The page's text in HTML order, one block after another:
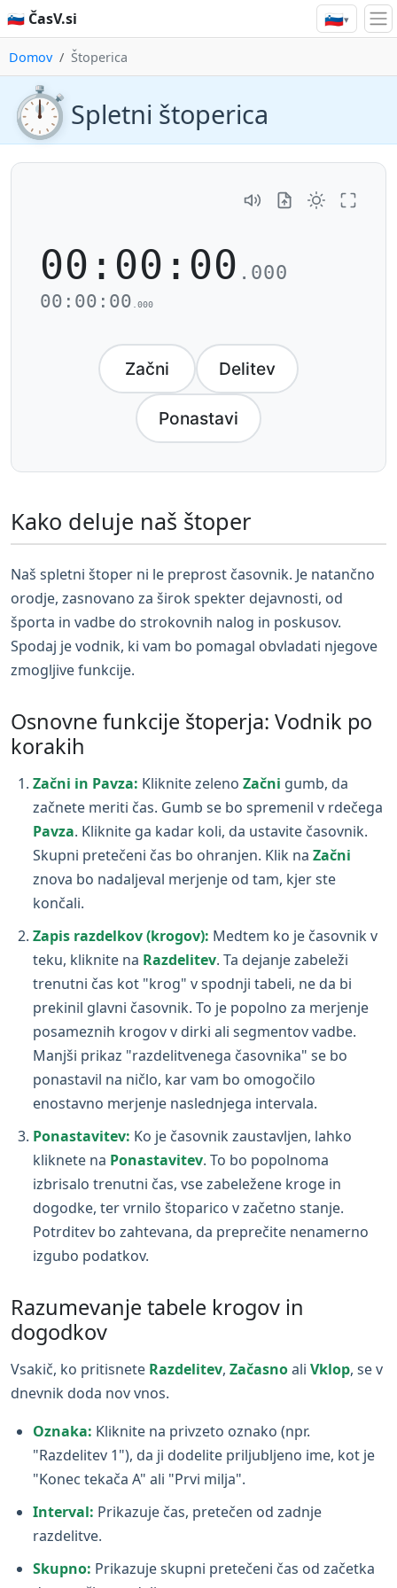
🇸🇮 ČasV.si 🇸🇮▾
Domov Štoperica
⏱️ Spletni štoperica
00:00:00 .000
00:00:00 .000
Začni Delitev
Ponastavi
Kako deluje naš štoper
Naš spletni štoper ni le preprost časovnik. Je natančno
orodje, zasnovano za širok spekter dejavnosti, od
športa in vadbe do strokovnih nalog in poskusov.
Spodaj je vodnik, ki vam bo pomagal obvladati njegove
zmogljive funkcije.
Osnovne funkcije štoperja: Vodnik po
korakih
Začni in Pavza: Kliknite zeleno Začni gumb, da
začnete meriti čas. Gumb se bo spremenil v rdečega
Pavza. Kliknite ga kadar koli, da ustavite časovnik.
Skupni pretečeni čas bo ohranjen. Klik na Začni
znova bo nadaljeval merjenje od tam, kjer ste
končali.
Zapis razdelkov (krogov): Medtem ko je časovnik v
teku, kliknite na Razdelitev. Ta dejanje zabeleži
trenutni čas kot "krog" v spodnji tabeli, ne da bi
prekinil glavni časovnik. To je popolno za merjenje
posameznih krogov v dirki ali segmentov vadbe.
Manjši prikaz "razdelitvenega časovnika" se bo
ponastavil na ničlo, kar vam bo omogočilo
enostavno merjenje naslednjega intervala.
Ponastavitev: Ko je časovnik zaustavljen, lahko
kliknete na Ponastavitev. To bo popolnoma
izbrisalo trenutni čas, vse zabeležene kroge in
dogodke, ter vrnilo štoparico v začetno stanje.
Potrditev bo zahtevana, da preprečite nenamerno
izgubo podatkov.
Razumevanje tabele krogov in
dogodkov
Vsakič, ko pritisnete Razdelitev, Začasnoali Vklop, se v
dnevnik doda nov vnos.
Oznaka: Kliknite na privzeto oznako (npr.
"Razdelitev 1"), da ji dodelite priljubljeno ime, kot je
"Konec tekača A" ali "Prvi milja".
Interval: Prikazuje čas, pretečen od zadnje
razdelitve.
Skupno: Prikazuje skupni pretečeni čas od začetka